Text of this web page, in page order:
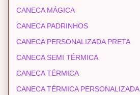
CANECA MÁGICA
CANECA PADRINHOS
CANECA PERSONALIZADA PRETA
CANECA SEMI TÉRMICA
CANECA TÉRMICA
CANECA TÉRMICA PERSONALIZADA